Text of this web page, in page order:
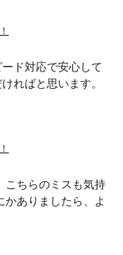
ド対応で安心して
ればと思います。
こちらのミスも気持
ありましたら、よ